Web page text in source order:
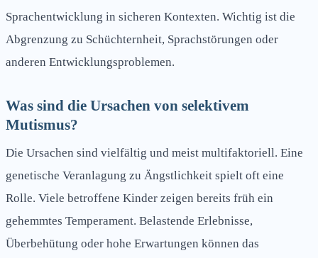
Sprachentwicklung in sicheren Kontexten. Wichtig ist die
Abgrenzung zu Schüchternheit, Sprachstörungen oder
anderen Entwicklungsproblemen.
Was sind die Ursachen von selektivem
Mutismus?
Die Ursachen sind vielfältig und meist multifaktoriell. Eine
genetische Veranlagung zu Ängstlichkeit spielt oft eine
Rolle. Viele betroffene Kinder zeigen bereits früh ein
gehemmtes Temperament. Belastende Erlebnisse,
Überbehütung oder hohe Erwartungen können das